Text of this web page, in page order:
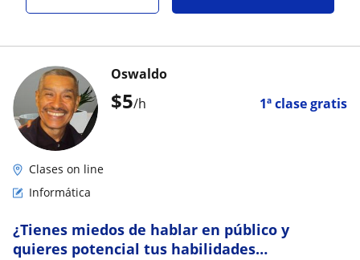
$5/h 1ª clase gratis
Oswaldo
Clases on line
Informática
¿Tienes miedos de hablar en público y
quieres potencial tus habilidades